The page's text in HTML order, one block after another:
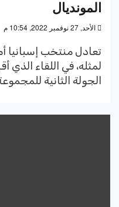
المونديال
الأحد, 27 نوفمبر 2022, 10:54 م
تعادل منتخب إسبانيا
لمثله، في اللقاء الذي
الجولة الثانية